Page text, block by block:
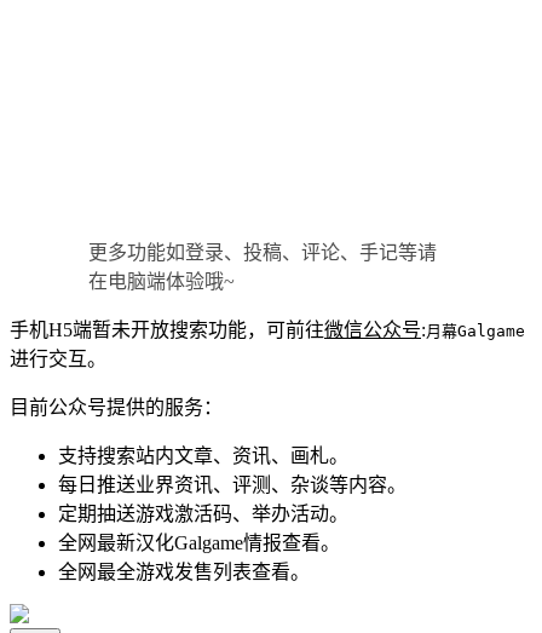
更多功能如登录、投稿、评论、手记等请
在电脑端体验哦~
手机H5端暂未开放搜索功能，可前往微信公众号:月幕Galgame
进行交互。
目前公众号提供的服务：
支持搜索站内文章、资讯、画札。
每日推送业界资讯、评测、杂谈等内容。
定期抽送游戏激活码、举办活动。
全网最新汉化Galgame情报查看。
全网最全游戏发售列表查看。